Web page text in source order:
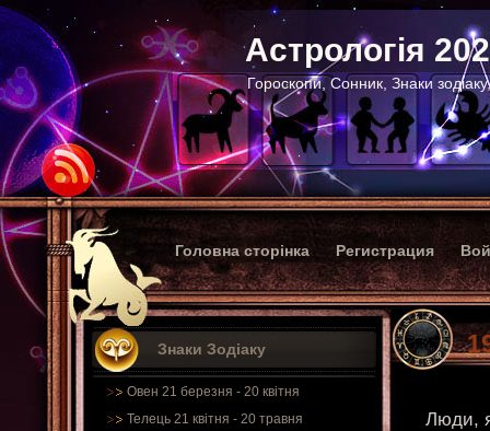
Астрологія
Гороскопи, Сонник, Знаки
Головна сторінка Регистрация
Знаки Зодіаку
Овен 21 березня - 20 квітня
Телець 21 квітня - 20 травня
Люди,